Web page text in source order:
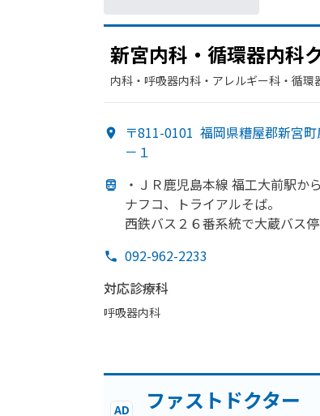
新宮内科・循環器内科
内科・​呼吸器内科・​アレルギー科・​循
〒811-0101 福岡県糟屋郡新宮
－１
・ＪＲ鹿児島本線 福工大前駅から
ナフコ、
トライアルそば。
西鉄バス２６番系統で大蔵バス停
092-962-2233
対応診療科
呼吸器内科
AD ファストドクター